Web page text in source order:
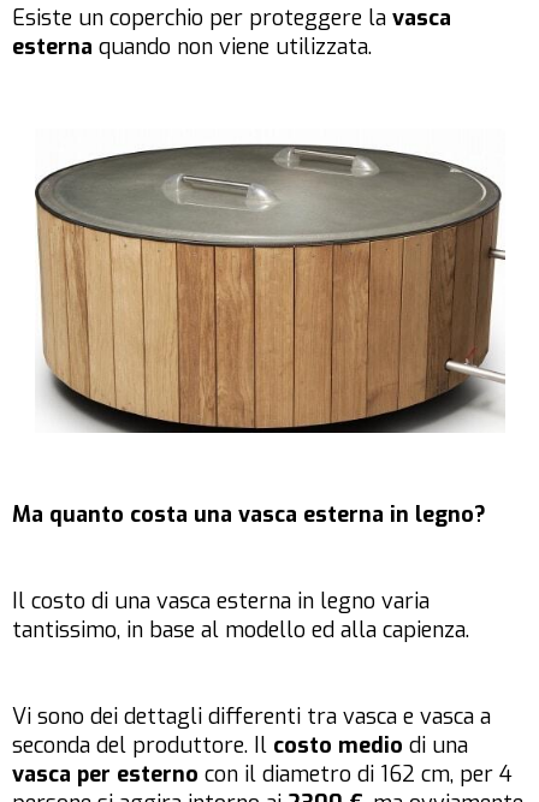
Esiste un coperchio per proteggere la vasca
esterna quando non viene utilizzata.
Ma quanto costa una vasca esterna in legno?
Il costo di una vasca esterna in legno varia
tantissimo, in base al modello ed alla capienza.
Vi sono dei dettagli differenti tra vasca e vasca a
seconda del produttore. Il costo medio di una
vasca per esterno con il diametro di 162 cm, per 4